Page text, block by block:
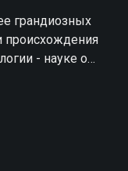
грандиозных
происхождения
- науке о
закона